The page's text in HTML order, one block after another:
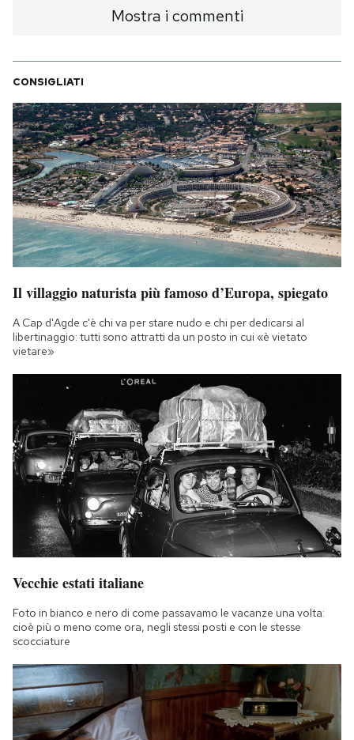
Mostra i commenti
CONSIGLIATI
Il villaggio naturista più famoso d’Europa, spiegato
A Cap d'Agde c'è chi va per stare nudo e chi per dedicarsi al
libertinaggio: tutti sono attratti da un posto in cui «è vietato
vietare»
Vecchie estati italiane
Foto in bianco e nero di come passavamo le vacanze una volta:
cioè più o meno come ora, negli stessi posti e con le stesse
scocciature